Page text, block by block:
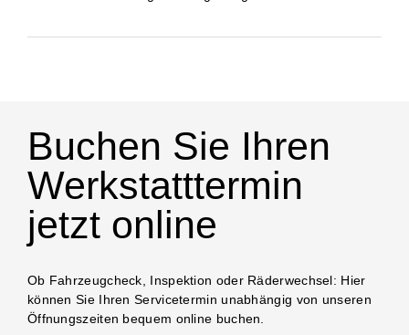
Buchen Sie Ihren
Werkstatttermin
jetzt online
Ob Fahrzeugcheck, Inspektion oder Räderwechsel: Hier
können Sie Ihren Servicetermin unabhängig von unseren
Öffnungszeiten bequem online buchen.